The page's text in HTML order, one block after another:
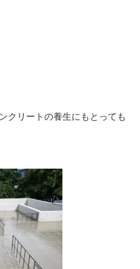
クリートの養生にもとっても